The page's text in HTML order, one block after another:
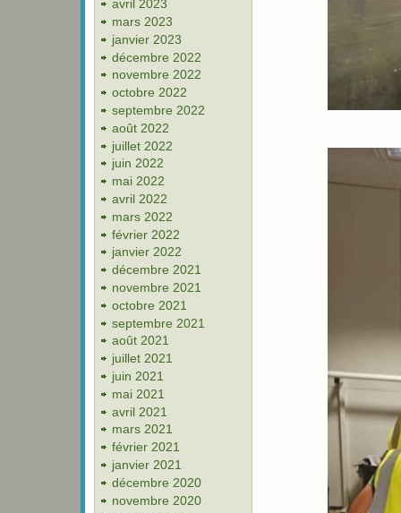
avril 2023
mars 2023
janvier 2023
décembre 2022
novembre 2022
octobre 2022
septembre 2022
août 2022
juillet 2022
juin 2022
mai 2022
avril 2022
mars 2022
février 2022
janvier 2022
décembre 2021
novembre 2021
octobre 2021
septembre 2021
août 2021
juillet 2021
juin 2021
mai 2021
avril 2021
mars 2021
février 2021
janvier 2021
décembre 2020
novembre 2020